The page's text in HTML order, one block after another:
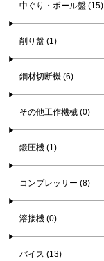
中ぐり・ボール盤 (15)
削り盤 (1)
鋼材切断機 (6)
その他工作機械 (0)
鍛圧機 (1)
コンプレッサー (8)
溶接機 (0)
バイス (13)